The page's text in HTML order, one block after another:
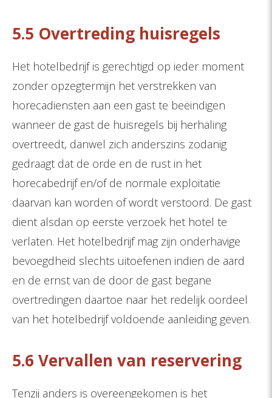
5.5 Overtreding huisregels
Het hotelbedrijf is gerechtigd op ieder moment
zonder opzegtermijn het verstrekken van
horecadiensten aan een gast te beëindigen
wanneer de gast de huisregels bij herhaling
overtreedt, danwel zich anderszins zodanig
gedraagt dat de orde en de rust in het
horecabedrijf en/of de normale exploitatie
daarvan kan worden of wordt verstoord. De gast
dient alsdan op eerste verzoek het hotel te
verlaten. Het hotelbedrijf mag zijn onderhavige
bevoegdheid slechts uitoefenen indien de aard
en de ernst van de door de gast begane
overtredingen daartoe naar het redelijk oordeel
van het hotelbedrijf voldoende aanleiding geven.
5.6 Vervallen van reservering
Tenzij anders is overeengekomen is het